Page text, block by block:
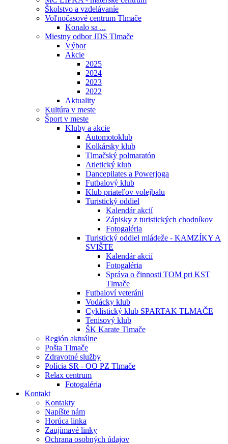
Školstvo a vzdelávaníe
Voľnočasové centrum Tlmače
Konalo sa ...
Miestny odbor JDS Tlmače
Výbor
Akcie
2025
2024
2023
2022
Aktuality
Kultúra v meste
Šport v meste
Kluby a akcie
Automotoklub
Kolkársky klub
Tlmačský polmaratón
Atletický klub
Dancepilates a Powerjoga
Futbalový klub
Klub priateľov volejbalu
Turistický oddiel
Kalendár akcií
Zápisky z turistických chodníkov
Fotogaléria
Turistický oddiel mládeže - KAMZÍKY A
SVIŠTE
Kalendár akcií
Fotogaléria
Správa o činnosti TOM pri KST
Tlmače
Futbaloví veteráni
Vodácky klub
Cyklistický klub SPARTAK TLMAČE
Tenisový klub
ŠK Karate Tlmače
Región aktuálne
Pošta Tlmače
Zdravotné služby
Polícia SR - OO PZ Tlmače
Relax centrum
Fotogaléria
Kontakt
Kontakty
Napíšte nám
Horúca linka
Zaujímavé linky
Ochrana osobných údajov